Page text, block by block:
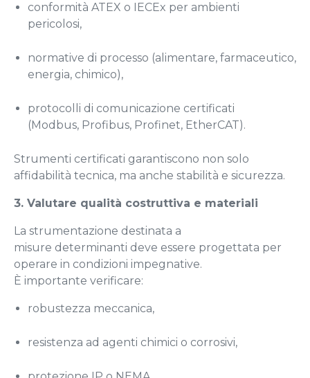
conformità ATEX o IECEx per ambienti
pericolosi,
normative di processo (alimentare, farmaceutico,
energia, chimico),
protocolli di comunicazione certificati
(Modbus, Profibus, Profinet, EtherCAT).
Strumenti certificati garantiscono non solo
affidabilità tecnica, ma anche stabilità e sicurezza.
3. Valutare qualità costruttiva e materiali
La strumentazione destinata a
misure determinanti deve essere progettata per
operare in condizioni impegnative.
È importante verificare:
robustezza meccanica,
resistenza ad agenti chimici o corrosivi,